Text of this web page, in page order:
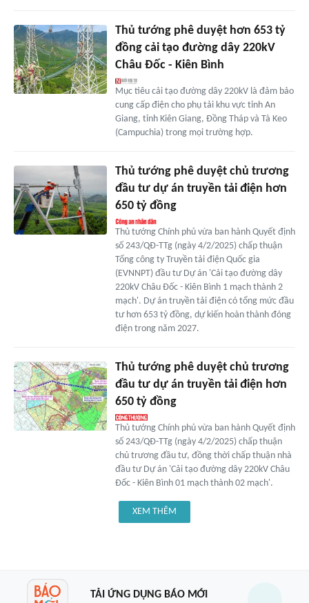
Thủ tướng phê duyệt hơn 653 tỷ
đồng cải tạo đường dây 220kV
Châu Đốc - Kiên Bình
Mục tiêu cải tạo đường dây 220kV là đảm bảo
cung cấp điện cho phụ tải khu vực tỉnh An
Giang, tỉnh Kiên Giang, Đồng Tháp và Tà Keo
(Campuchia) trong mọi trường hợp.
Thủ tướng phê duyệt chủ trương
đầu tư dự án truyền tải điện hơn
650 tỷ đồng
Thủ tướng Chính phủ vừa ban hành Quyết định
số 243/QĐ-TTg (ngày 4/2/2025) chấp thuận
Tổng công ty Truyền tải điện Quốc gia
(EVNNPT) đầu tư Dự án 'Cải tạo đường dây
220kV Châu Đốc - Kiên Bình 1 mạch thành 2
mạch'. Dự án truyền tải điện có tổng mức đầu
tư hơn 653 tỷ đồng, dự kiến hoàn thành đóng
điện trong năm 2027.
Thủ tướng phê duyệt chủ trương
đầu tư dự án truyền tải điện hơn
650 tỷ đồng
Thủ tướng Chính phủ vừa ban hành Quyết định
số 243/QĐ-TTg (ngày 4/2/2025) chấp thuận
chủ trương đầu tư, đồng thời chấp thuận nhà
đầu tư Dự án 'Cải tạo đường dây 220kV Châu
Đốc - Kiên Bình 01 mạch thành 02 mạch'.
XEM THÊM
TẢI ỨNG DỤNG BÁO MỚI